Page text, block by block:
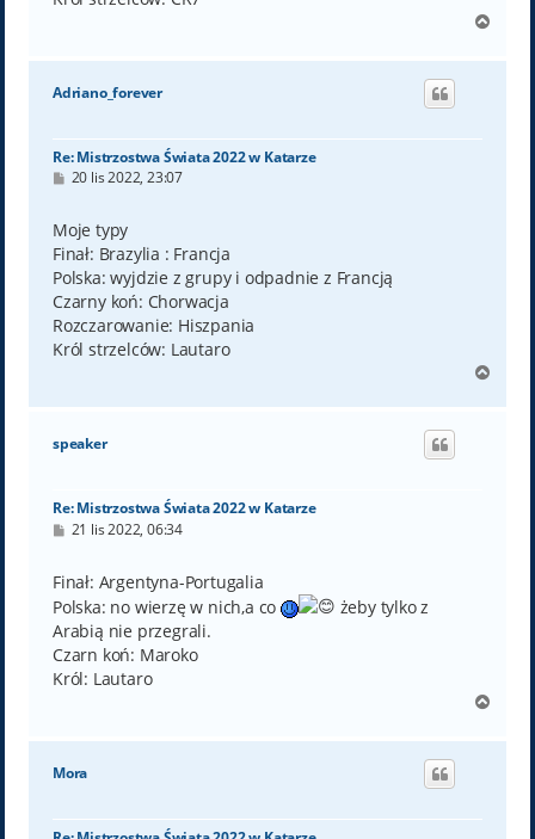
g
Adriano_forever
Re: Mistrzostwa Świata 2022 w Katarze
P
t
20 lis 2022, 23:07
Moje typy
Finał: Brazylia : Francja
Polska: wyjdzie z grupy i odpadnie z Francją
Czarny koń: Chorwacja
Rozczarowanie: Hiszpania
Król strzelców: Lautaro
g
speaker
Re: Mistrzostwa Świata 2022 w Katarze
P
t
21 lis 2022, 06:34
Finał: Argentyna-Portugalia
Polska: no wierzę w nich,a co
żeby tylko z
Arabią nie przegrali.
Czarn koń: Maroko
Król: Lautaro
g
Mora